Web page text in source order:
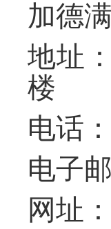
加德
地址
楼
电话
电子
网址：